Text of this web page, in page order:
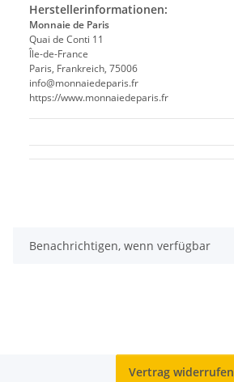
Herstellerinformationen:
Monnaie de Paris
Quai de Conti 11
Île-de-France
Paris, Frankreich, 75006
info@monnaiedeparis.fr
https://www.monnaiedeparis.fr
Benachrichtigen, wenn verfügbar
Vertrag widerrufen